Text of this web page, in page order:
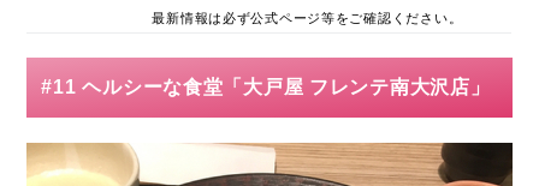
最新情報は必ず公式ページ等をご確認ください。
#11 ヘルシーな食堂「大戸屋 フレンテ南大沢店」